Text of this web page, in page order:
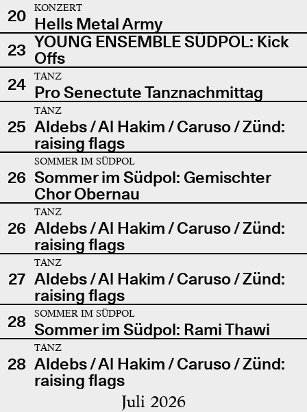
20
KONZERT
Hells Metal Army
23 YOUNG ENSEMBLE SÜDPOL: Kick
Offs
24
TANZ
Pro Senectute Tanznachmittag
25
TANZ
Aldebs / Al Hakim / Caruso / Zünd:
raising flags
26
SOMMER IM SÜDPOL
Sommer im Südpol: Gemischter
Chor Obernau
26
TANZ
Aldebs / Al Hakim / Caruso / Zünd:
raising flags
27
TANZ
Aldebs / Al Hakim / Caruso / Zünd:
raising flags
28
SOMMER IM SÜDPOL
Sommer im Südpol: Rami Thawi
28
TANZ
Aldebs / Al Hakim / Caruso / Zünd:
raising flags
Juli 2026